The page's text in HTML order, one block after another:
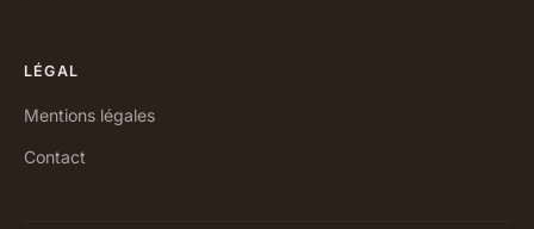
LÉGAL
Mentions légales
Contact